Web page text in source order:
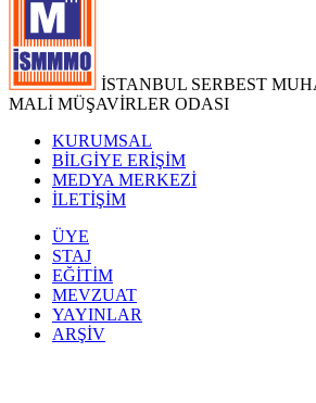
İSTANBUL SERBEST
MALİ MÜŞAVİRLER ODASI
KURUMSAL
BİLGİYE ERİŞİM
MEDYA MERKEZİ
İLETİŞİM
ÜYE
STAJ
EĞİTİM
MEVZUAT
YAYINLAR
ARŞİV